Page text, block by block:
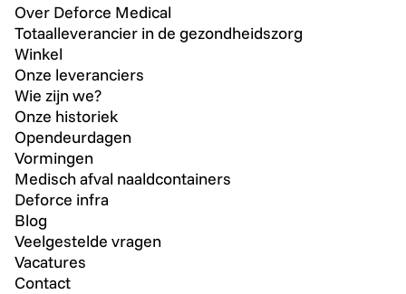
Over Deforce Medical
Totaalleverancier in de gezondheidszorg
Winkel
Onze leveranciers
Wie zijn we?
Onze historiek
Opendeurdagen
Vormingen
Medisch afval naaldcontainers
Deforce infra
Blog
Veelgestelde vragen
Vacatures
Contact